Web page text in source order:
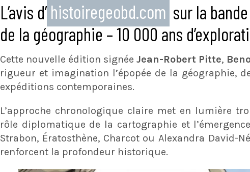
L’avis d’ histoiregeobd.com sur la
de la géographie – 10 000 ans
Cette nouvelle édition signéeJean-Robert Pitte,
rigueur et imagination l’épopée de la géographie,
expéditions contemporaines.
L’approche chronologique claire met en lumière
rôle diplomatique de la cartographie et
Strabon, Ératosthène, Charcot ou Alexandra David-
renforcent la profondeur historique.